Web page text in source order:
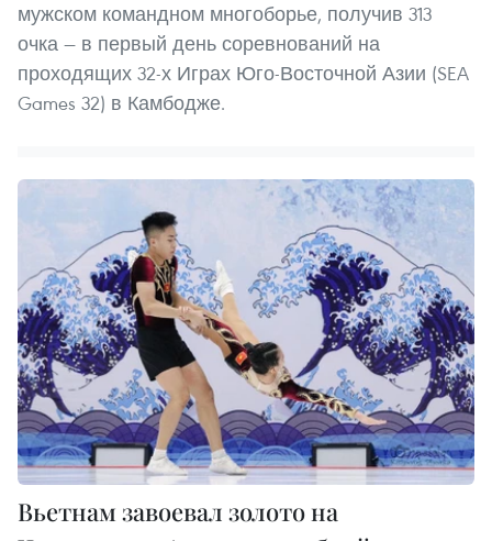
мужском командном многоборье, получив 313
очка — в первый день соревнований на
проходящих 32-х Играх Юго-Восточной Азии (SEA
Games 32) в Камбодже.
Вьетнам завоевал золото на